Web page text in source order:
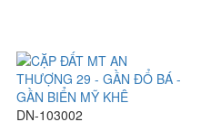
DN-103002